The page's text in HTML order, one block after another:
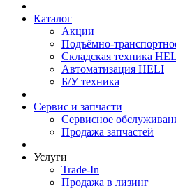
Каталог
Акции
Подъёмно-
Складская техника
Автоматизация HELI
Б/У техника
Сервис и запчасти
Сервисное
Продажа запчастей
Услуги
Trade-In
Продажа в лизинг